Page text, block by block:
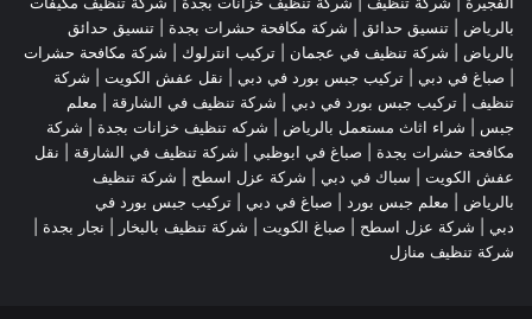
بالرياض
تنسيق حدائق شركة مكافحة حشرات بجدة
تنسيق حدائق
بالرياض
شركة تنظيف في عجمان | تركيب انترلوك | شركة مكافحة حشرات
صباغ في دبي تركيب جبس بورد في دبي نقل عفش الكويت
شركة
تنظيف
تركيب جبس بورد في دبي شركة تنظيف في الشارقة
معلم
جبس
شراء اثاث مستعمل بالرياض شركه تنظيف خزانات بجدة
شركة
مكافحة حشرات بجدة
صباغ في ابوظبي شركة تنظيف في الشارقة
نقل
عفش الكويت | سباك في دبي | شركة عزل اسطح
شركة تنظيف
بالرياض
معلم جبس بورد صباغ في دبي
تركيب جبس بورد في
دبي
شركة عزل اسطح صباغ الكويت شركة تنظيف بالبخار نجار بجدة
شركة تنظيف منازل